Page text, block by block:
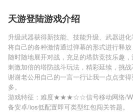
天游登陆游戏介绍
升级武器获得新技能、技能升级、武器进化
将自己的各种激情通过弹幕的形式进行释放
随时随地展开对战，充足的塔防竞技乐趣，
刺激加倍的塔防战斗玩法，精彩延续，挑战
谢谢老公用自己的一言一行让我一点点变
多。
游戏特征：难度★★★☆☆信号移动网络/
备安卓/ios低配置即可类型红包闯关答题。